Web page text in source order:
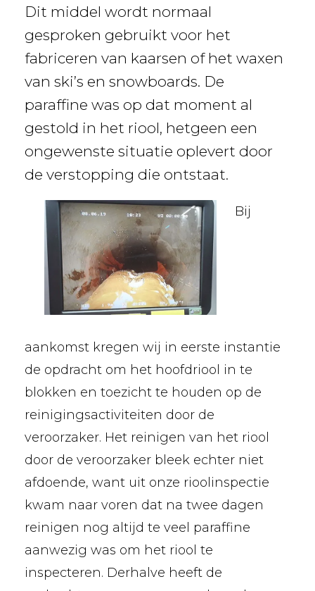
Dit middel wordt normaal
gesproken gebruikt voor het
fabriceren van kaarsen of het waxen
van ski’s en snowboards. De
paraffine was op dat moment al
gestold in het riool, hetgeen een
ongewenste situatie oplevert door
de verstopping die ontstaat.
Bij
aankomst kregen wij in eerste instantie
de opdracht om het hoofdriool in te
blokken en toezicht te houden op de
reinigingsactiviteiten door de
veroorzaker. Het reinigen van het riool
door de veroorzaker bleek echter niet
afdoende, want uit onze rioolinspectie
kwam naar voren dat na twee dagen
reinigen nog altijd te veel paraffine
aanwezig was om het riool te
inspecteren. Derhalve heeft de